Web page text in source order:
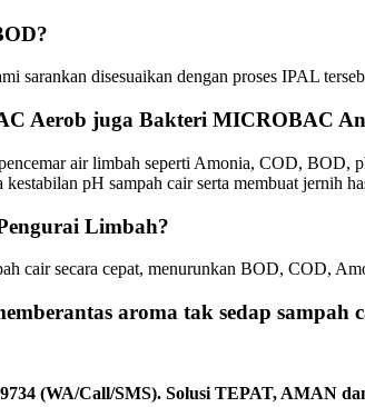
sarankan disesuaikan dengan proses IPAL
Aerob juga Bakteri MICROBAC
air limbah seperti Amonia, COD, BOD,
pH sampah cair serta membuat jernih
Limbah?
cair secara cepat, menurunkan BOD, COD,
aroma tak sedap sampah
(WA/Call/SMS). Solusi TEPAT, AMAN